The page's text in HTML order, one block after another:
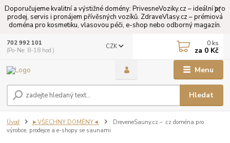
Doporučujeme kvalitní a výstižné domény: PrivesneVoziky.cz – ideální pro
prodej, servis i pronájem přívěsných vozíků. ZdraveVlasy.cz – prémiová
doména pro kosmetiku, vlasovou péči, e-shop nebo odborný magazín.
Menu
CZK
Hledat
702 992 101
(Po-Ne: 8-18 hod.)
0 ks
za 0 Kč
Úvod ►VŠECHNY DOMÉNY◄
DreveneSauny.cz – .cz doména pro
výrobce, prodejce a e-shopy se saunami